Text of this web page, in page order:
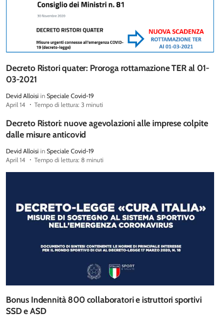
Decreto Ristori quater: Proroga rottamazione TER al 01-
03-2021
Devid Alloisi in Speciale Covid-19
April 14
Tempo di lettura: 3 minuti
Decreto Ristori: nuove agevolazioni alle imprese colpite
dalle misure anticovid
Devid Alloisi in Speciale Covid-19
April 14
Tempo di lettura: 8 minuti
Bonus Indennità 800 collaboratori e istruttori sportivi
SSD e ASD